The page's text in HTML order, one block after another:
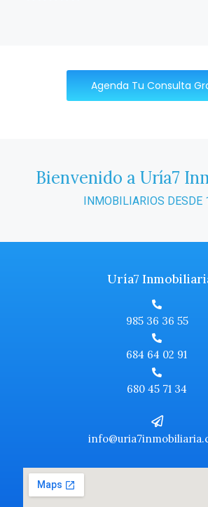
Agenda Tu Consulta
Bienvenido a Uría7
INMOBILIARIOS DESDE
Uría7
985 36 36 55
684 64 02 91
680 45 71 34